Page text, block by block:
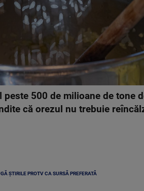
500 de milioane de tone
că orezul nu trebuie
ȘTIRILE PROTV CA SURSĂ PREFERATĂ